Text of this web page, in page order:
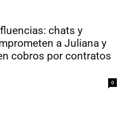
chats y
a Juliana y
cobros por contratos
0